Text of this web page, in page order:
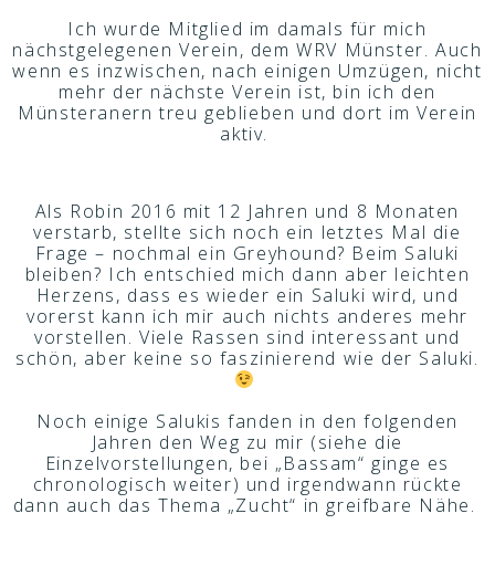
Ich wurde Mitglied im damals für mich
nächstgelegenen Verein, dem WRV Münster. Auch
wenn es inzwischen, nach einigen Umzügen, nicht
mehr der nächste Verein ist, bin ich den
Münsteranern treu geblieben und dort im Verein
aktiv.
Als Robin 2016 mit 12 Jahren und 8 Monaten
verstarb, stellte sich noch ein letztes Mal die
Frage – nochmal ein Greyhound? Beim Saluki
bleiben? Ich entschied mich dann aber leichten
Herzens, dass es wieder ein Saluki wird, und
vorerst kann ich mir auch nichts anderes mehr
vorstellen. Viele Rassen sind interessant und
schön, aber keine so faszinierend wie der Saluki.
Noch einige Salukis fanden in den folgenden
Jahren den Weg zu mir (siehe die
Einzelvorstellungen, bei „Bassam“ ginge es
chronologisch weiter) und irgendwann rückte
dann auch das Thema „Zucht“ in greifbare Nähe.